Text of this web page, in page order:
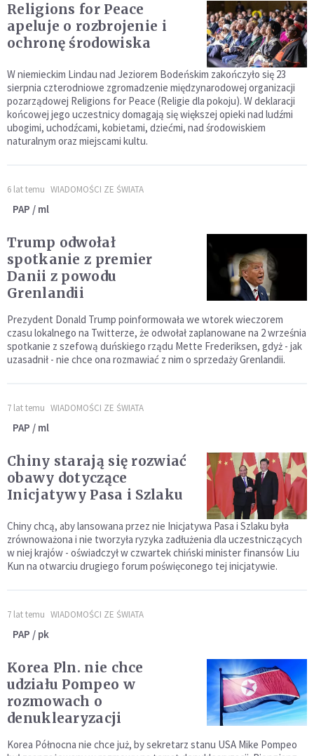
Religions for Peace
apeluje o rozbrojenie i
ochronę środowiska
W niemieckim Lindau nad Jeziorem Bodeńskim zakończyło się 23
sierpnia czterodniowe zgromadzenie międzynarodowej organizacji
pozarządowej Religions for Peace (Religie dla pokoju). W deklaracji
końcowej jego uczestnicy domagają się większej opieki nad ludźmi
ubogimi, uchodźcami, kobietami, dziećmi, nad środowiskiem
naturalnym oraz miejscami kultu.
6 lat temu WIADOMOŚCI ZE ŚWIATA
PAP / ml
Trump odwołał
spotkanie z premier
Danii z powodu
Grenlandii
Prezydent Donald Trump poinformowała we wtorek wieczorem
czasu lokalnego na Twitterze, że odwołał zaplanowane na 2 września
spotkanie z szefową duńskiego rządu Mette Frederiksen, gdyż - jak
uzasadnił - nie chce ona rozmawiać z nim o sprzedaży Grenlandii.
7 lat temu WIADOMOŚCI ZE ŚWIATA
PAP / ml
Chiny starają się rozwiać
obawy dotyczące
Inicjatywy Pasa i Szlaku
Chiny chcą, aby lansowana przez nie Inicjatywa Pasa i Szlaku była
zrównoważona i nie tworzyła ryzyka zadłużenia dla uczestniczących
w niej krajów - oświadczył w czwartek chiński minister finansów Liu
Kun na otwarciu drugiego forum poświęconego tej inicjatywie.
7 lat temu WIADOMOŚCI ZE ŚWIATA
PAP / pk
Korea Pln. nie chce
udziału Pompeo w
rozmowach o
denuklearyzacji
Korea Północna nie chce już, by sekretarz stanu USA Mike Pompeo